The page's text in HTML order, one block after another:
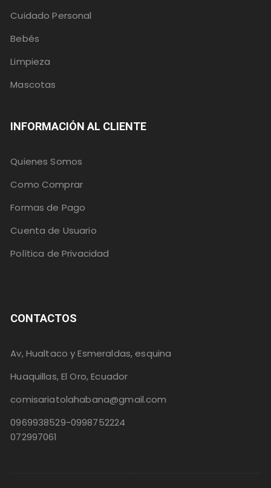
Cuidado Personal
Bebés
Limpieza
Mascotas
INFORMACIÓN AL CLIENTE
Quienes Somos
Como Comprar
Formas de Pago
Cuenta de Usuario
Política de Privacidad
CONTACTOS
Av, Hualtaco y Esmeraldas, esquina
Huaquillas, El Oro, Ecuador
comisariatolahabana@gmail.com
0969938529-0998752224
072997061